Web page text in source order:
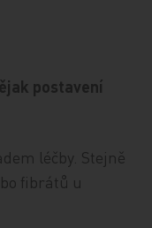
postavení
léčby. Stejně
fibrátů u